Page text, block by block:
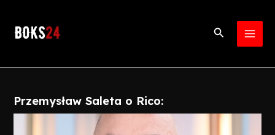
content
Search
Przemysław Saleta o Rico: